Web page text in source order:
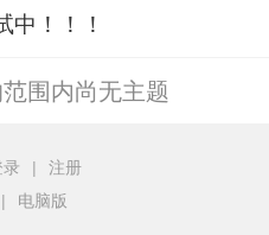
中！！！
围内尚无主题
|
注册
| 电脑版